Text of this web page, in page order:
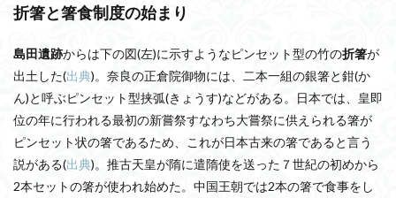
折箸と箸食制度の始まり
島田遺跡からは下の図(左)に示すようなピンセット型の竹の折箸が
出土した(出典)。奈良の正倉院御物には、二本一組の銀箸と鉗(か
ん)と呼ぶピンセット型挟弧(きょうす)などがある。日本では、 皇即
位の年に行われる最初の新嘗祭すなわち大嘗祭に供えられる箸が
ピンセット状の箸であるため、これが日本古来の箸であると言う
説がある(出典)。 推古天皇が隋に遣隋使を送った７世紀の初めから
2本セットの箸が使われ始めた。中国王朝では2本の箸で食事をし